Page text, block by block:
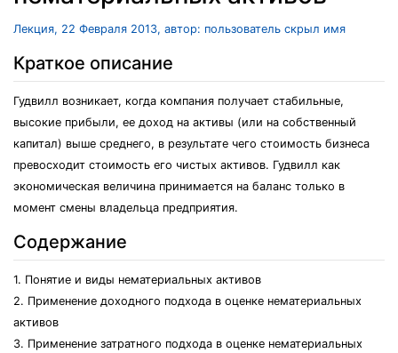
Лекция, 22 Февраля 2013, автор: пользователь скрыл имя
Краткое описание
Гудвилл возникает, когда компания получает стабильные,
высокие прибыли, ее доход на активы (или на собственный
капитал) выше среднего, в результате чего стоимость бизнеса
превосходит стоимость его чистых активов. Гудвилл как
экономическая величина принимается на баланс только в
момент смены владельца предприятия.
Содержание
1. Понятие и виды нематериальных активов
2. Применение доходного подхода в оценке нематериальных
активов
3. Применение затратного подхода в оценке нематериальных